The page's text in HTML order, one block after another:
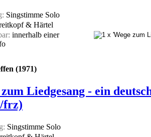
Singstimme Solo
& Härtel
innerhalb einer
(1971)
zum Liedgesang - ein
frz)
Singstimme Solo